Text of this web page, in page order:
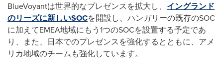
BlueVoyantは世界的なプレゼンスを拡大し、 イングランド
のリーズに新しいSOCを開設し、ハンガリーの既存のSOC
に加えてEMEA地域にもう1つのSOCを設置する予定であ
り、また、日本でのプレゼンスを強化するとともに、アメ
リカ地域のチームも強化しています。